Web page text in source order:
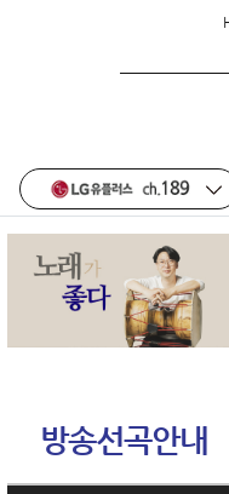
방송선곡안내